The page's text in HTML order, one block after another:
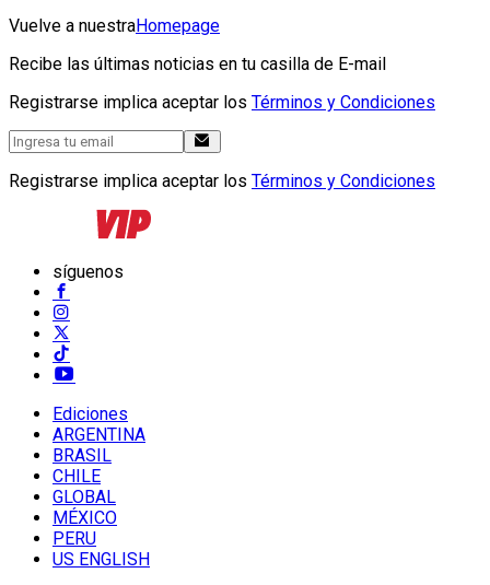
Vuelve a nuestraHomepage
Recibe las últimas noticias en tu casilla de E-mail
Registrarse implica aceptar los Términos y Condiciones
Registrarse implica aceptar los Términos y Condiciones
síguenos
Ediciones
ARGENTINA
BRASIL
CHILE
GLOBAL
MÉXICO
PERU
US ENGLISH